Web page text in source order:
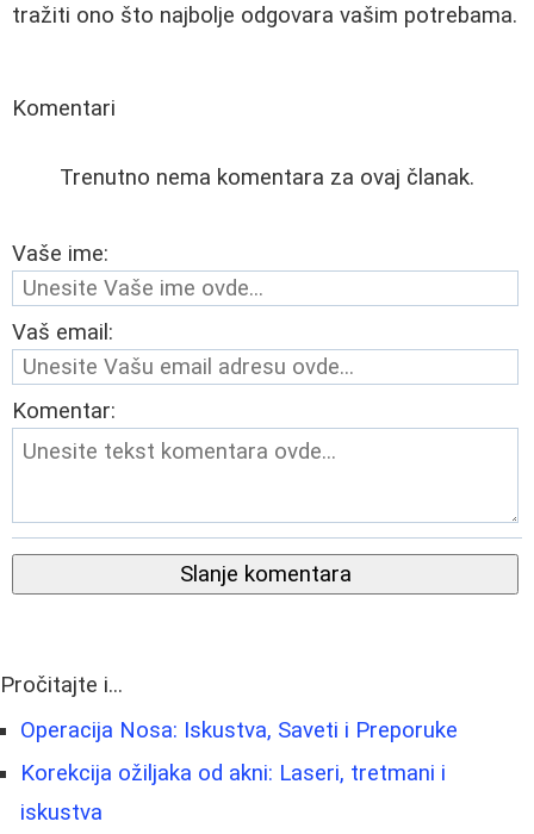
tražiti ono što najbolje odgovara vašim potrebama.
Komentari
Trenutno nema komentara za ovaj članak.
Vaše ime:
Vaš email:
Komentar:
Slanje komentara
Pročitajte i...
Operacija Nosa: Iskustva, Saveti i Preporuke
Korekcija ožiljaka od akni: Laseri, tretmani i
iskustva